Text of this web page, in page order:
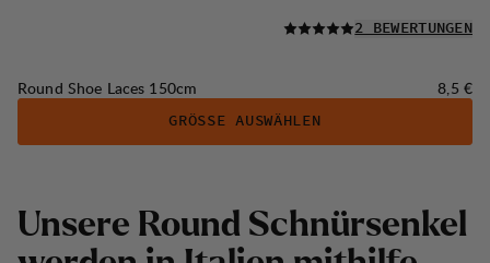
LESEN SIE ALLE
2 BEWERTUNGEN
Round Shoe Laces 150cm Preis:
8,5 €
GRÖSSE AUSWÄHLEN
Unsere Round Schnürsenkel